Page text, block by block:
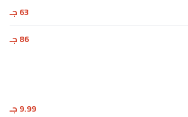
63 جـ
86 جـ
9.99 جـ